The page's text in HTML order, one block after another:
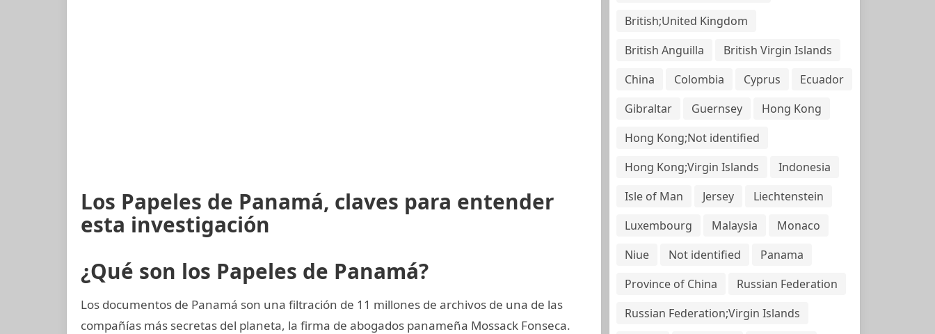
Los Papeles de Panamá, claves para entender
esta investigación
¿Qué son los Papeles de Panamá?
Los documentos de Panamá son una filtración de 11 millones de archivos de una de las
compañías más secretas del planeta, la firma de abogados panameña Mossack Fonseca.
British;United Kingdom
British Anguilla
British Virgin Islands
China
Colombia Cyprus
Ecuador
Gibraltar
Guernsey
Hong Kong
Hong Kong;Not identified
Hong Kong;Virgin Islands
Indonesia
Isle of Man
Jersey
Liechtenstein
Luxembourg
Malaysia
Monaco
Niue
Not identified
Panama
Province of China
Russian Federation
Russian Federation;Virgin Islands